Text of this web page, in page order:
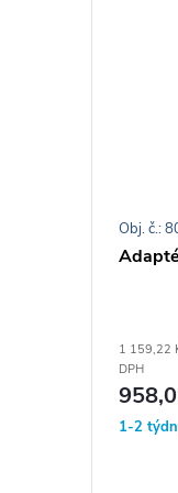
1 159,22
DPH
1-2
Obj. č.: